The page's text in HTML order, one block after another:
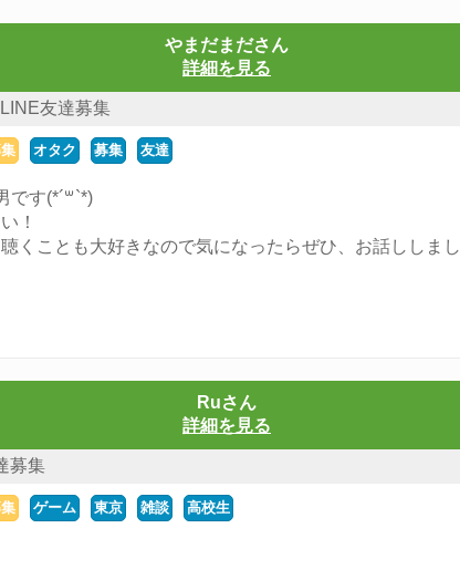
やまだまださん
詳細を見る
友達募集
オタク 募集 友達
す(*´꒳`*)
！
くことも大好きなので気になったらぜひ、お話ししまし
Ruさん
詳細を見る
募集
ゲーム 東京 雑談 高校生